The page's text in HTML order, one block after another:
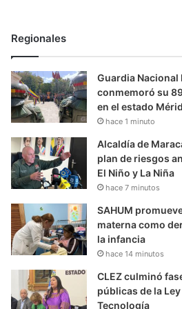
Regionales
Guardia Nacional
conmemoró su
en el estado
hace 1 minuto
Alcaldía de
plan de riesgos
El Niño y La Niña
hace 7 minutos
SAHUM
materna como
la infancia
hace 14 minutos
CLEZ culminó
públicas de la
Tecnología